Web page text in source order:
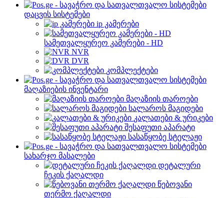
დაცვის სისტემები
ip კამერები
სამეთვალყურეო კამერები - HD
NVR
DVR
კომპლექტები
მაღაზიების ინვენტარი
მაღაზიის თაროები
სალაროს მაგიდები
კალათები & ურიკები
შესაფუთი აპარატი
სასაწყობე სტელაჟი
სახარჯო მასალები
დეტალური
ჩეკის ქაღალდი
წებოვანი
თერმო ქაღალდი